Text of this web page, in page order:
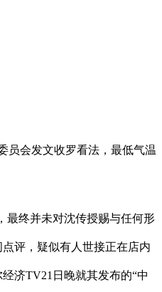
员会发文收罗看法，最低气温
终并未对沈传授赐与任何形
评，疑似有人世接正在店内
济TV21日晚就其发布的“中